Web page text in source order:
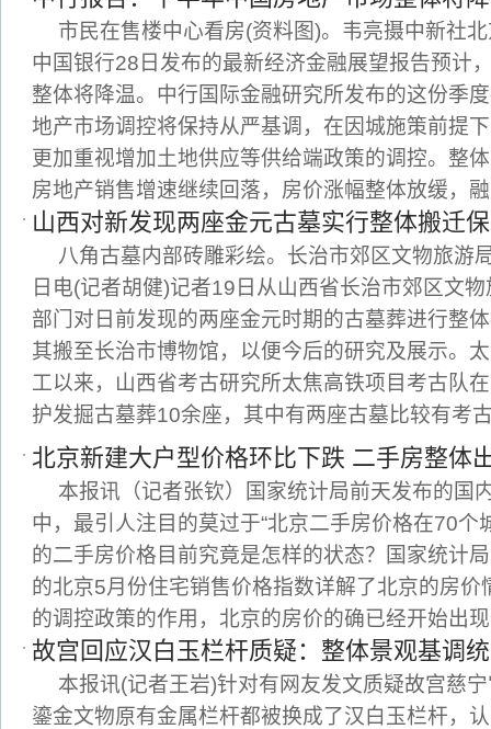
市民在售楼中心看房(资料图)。韦亮摄中新社
中国银行28日发布的最新经济金融展望报告预计
整体将降温。中行国际金融研究所发布的这份季
地产市场调控将保持从严基调，在因城施策前提
更加重视增加土地供应等供给端政策的调控。整
房地产销售增速继续回落，房价涨幅整体放缓，
山西对新发现两座金元古墓实行整体搬迁
八角古墓内部砖雕彩绘。长治市郊区文物旅游
日电(记者胡健)记者19日从山西省长治市郊区文
部门对日前发现的两座金元时期的古墓葬进行整
其搬至长治市博物馆，以便今后的研究及展示。
工以来，山西省考古研究所太焦高铁项目考古队
护发掘古墓葬10余座，其中有两座古墓比较有考
北京新建大户型价格环比下跌 二手房整体
本报讯（记者张钦）国家统计局前天发布的国
中，最引人注目的莫过于“北京二手房价格在70个
的二手房价格目前究竟是怎样的状态？国家统计
的北京5月份住宅销售价格指数详解了北京的房价
的调控政策的作用，北京的房价的确已经开始出
故宫回应汉白玉栏杆质疑：整体景观基调
本报讯(记者王岩)针对有网友发文质疑故宫慈
鎏金文物原有金属栏杆都被换成了汉白玉栏杆，